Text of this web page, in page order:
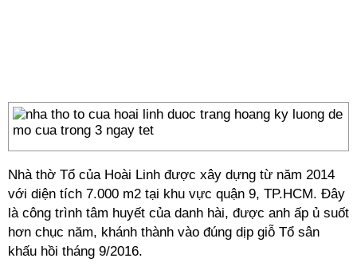
Nhà thờ Tổ của Hoài Linh được xây dựng từ năm 2014
với diện tích 7.000 m2 tại khu vực quận 9, TP.HCM. Đây
là công trình tâm huyết của danh hài, được anh ấp ủ suốt
hơn chục năm, khánh thành vào đúng dịp giỗ Tổ sân
khấu hồi tháng 9/2016.